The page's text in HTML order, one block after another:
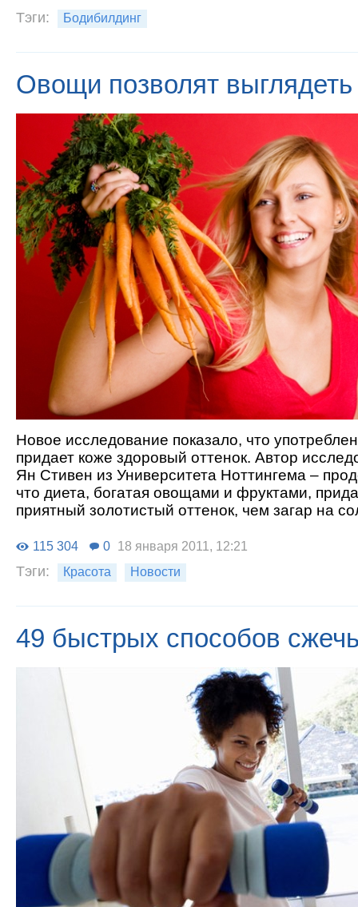
Тэги: Бодибилдинг
Овощи позволят
Новое исследование показало, что
придает коже здоровый оттенок. Автор
Ян Стивен из Университета Ноттингема –
что диета, богатая овощами и фруктами,
приятный золотистый оттенок, чем загар на
115 304 0 18 января 2011, 12:21
Тэги: Красота Новости
49 быстрых способов